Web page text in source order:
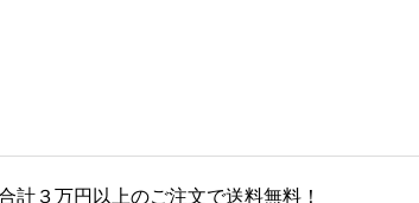
計３万円以上のご注文で送料無料！